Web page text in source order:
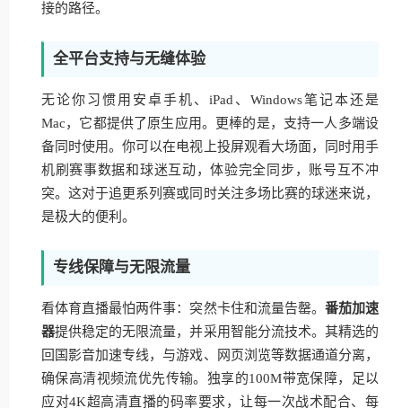
接的路径。
全平台支持与无缝体验
无论你习惯用安卓手机、iPad、Windows笔记本还是
Mac，它都提供了原生应用。更棒的是，支持一人多端设
备同时使用。你可以在电视上投屏观看大场面，同时用手
机刷赛事数据和球迷互动，体验完全同步，账号互不冲
突。这对于追更系列赛或同时关注多场比赛的球迷来说，
是极大的便利。
专线保障与无限流量
看体育直播最怕两件事：突然卡住和流量告罄。 番茄加速
器提供稳定的无限流量，并采用智能分流技术。其精选的
回国影音加速专线，与游戏、网页浏览等数据通道分离，
确保高清视频流优先传输。独享的100M带宽保障，足以
应对4K超高清直播的码率要求，让每一次战术配合、每